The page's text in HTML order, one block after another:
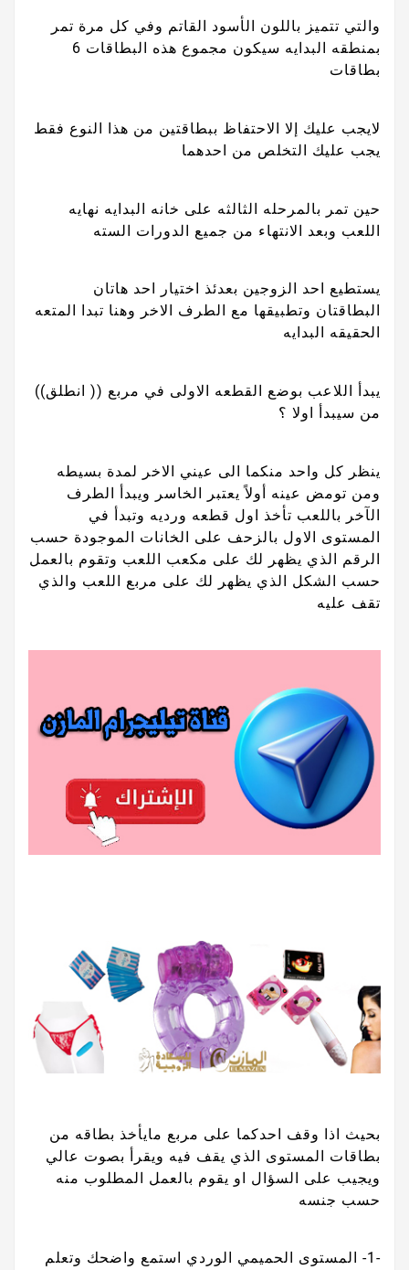
والتي تتميز باللون الأسود القاتم وفي كل مرة تمر
بمنطقه البدايه سيكون مجموع هذه البطاقات 6
بطاقات
لايجب عليك إلا الاحتفاظ ببطاقتين من هذا النوع فقط
يجب عليك التخلص من احدهما
حين تمر بالمرحله الثالثه على خانه البدايه نهايه
اللعب وبعد الانتهاء من جميع الدورات السته
يستطيع احد الزوجين بعدئذ اختيار احد هاتان
البطاقتان وتطبيقها مع الطرف الاخر وهنا تبدا المتعه
الحقيقه البدايه
يبدأ اللاعب بوضع القطعه الاولى في مربع (( انطلق))
من سيبدأ اولا ؟
ينظر كل واحد منكما الى عيني الاخر لمدة بسيطه
ومن تومض عينه أولاً يعتبر الخاسر ويبدأ الطرف
الآخر باللعب تأخذ اول قطعه ورديه وتبدأ في
المستوى الاول بالزحف على الخانات الموجودة حسب
الرقم الذي يظهر لك على مكعب اللعب وتقوم بالعمل
حسب الشكل الذي يظهر لك على مربع اللعب والذي
تقف عليه
بحيث اذا وقف احدكما على مربع مايأخذ بطاقه من
بطاقات المستوى الذي يقف فيه ويقرأ بصوت عالي
ويجيب على السؤال او يقوم بالعمل المطلوب منه
حسب جنسه
-1- المستوى الحميمي الوردي استمع واضحك وتعلم